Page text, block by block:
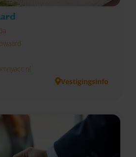
Vestigingsinfo